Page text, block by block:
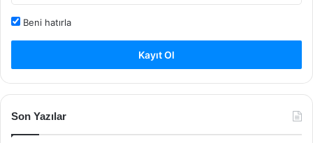
Beni hatırla
Kayıt Ol
Son Yazılar